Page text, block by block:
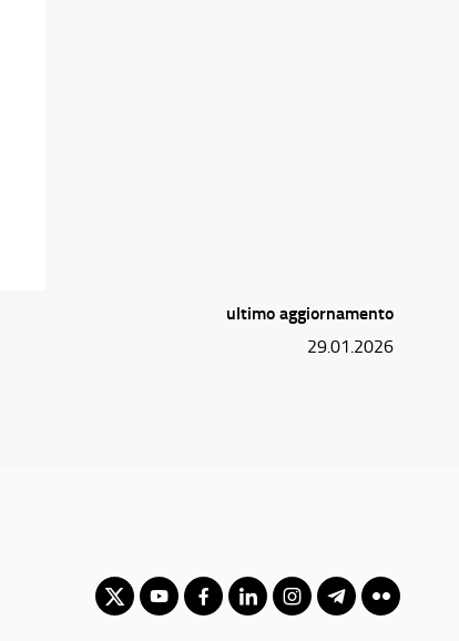
ultimo aggiornamento
29.01.2026